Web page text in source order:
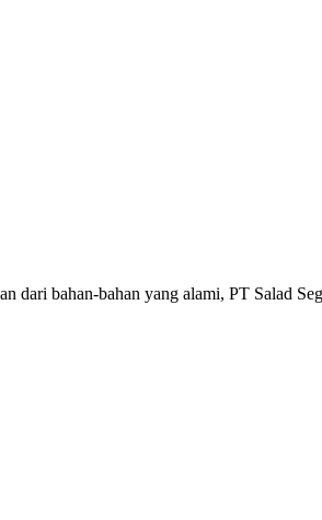
dari bahan-bahan yang alami, PT Salad